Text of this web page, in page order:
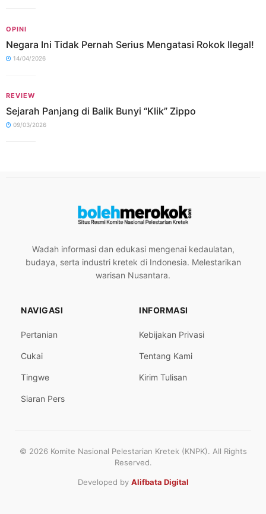
OPINI
Negara Ini Tidak Pernah Serius Mengatasi Rokok Ilegal!
14/04/2026
REVIEW
Sejarah Panjang di Balik Bunyi “Klik” Zippo
09/03/2026
Wadah informasi dan edukasi mengenai kedaulatan,
budaya, serta industri kretek di Indonesia. Melestarikan
warisan Nusantara.
NAVIGASI
Pertanian
Cukai
Tingwe
Siaran Pers
INFORMASI
Kebijakan Privasi
Tentang Kami
Kirim Tulisan
© 2026 Komite Nasional Pelestarian Kretek (KNPK). All Rights
Reserved.
Developed by Alifbata Digital